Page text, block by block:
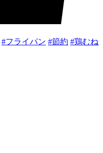
#フライパン #節約 #鶏むね